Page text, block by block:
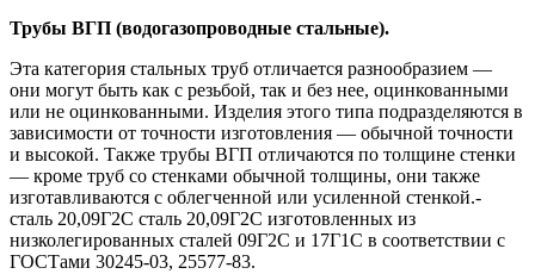
Трубы ВГП (водогазопроводные стальные).
Эта категория стальных труб отличается разнообразием —
они могут быть как с резьбой, так и без нее, оцинкованными
или не оцинкованными. Изделия этого типа подразделяются в
зависимости от точности изготовления — обычной точности
и высокой. Также трубы ВГП отличаются по толщине стенки
— кроме труб со стенками обычной толщины, они также
изготавливаются с облегченной или усиленной стенкой.-
сталь 20,09Г2С сталь 20,09Г2С изготовленных из
низколегированных сталей 09Г2С и 17Г1С в соответствии с
ГОСТами 30245-03, 25577-83.